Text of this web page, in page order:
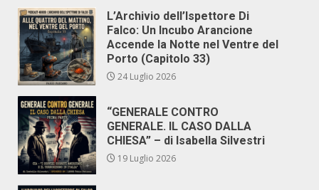
L’Archivio dell’Ispettore Di
Falco: Un Incubo Arancione
Accende la Notte nel Ventre del
Porto (Capitolo 33)
24 Luglio 2026
“GENERALE CONTRO
GENERALE. IL CASO DALLA
CHIESA” – di Isabella Silvestri
19 Luglio 2026